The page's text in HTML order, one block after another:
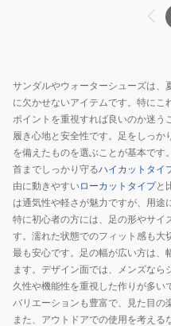
CV
ST
サ
ン
ダ
ル
ピ
ン
ク
ホ
ワ
イ
ト
サンダルやウォーターシューズは、
に欠かせないアイテムです。特にこ
ポイントを重視すれば良いのか迷う
履き心地と安全性です。足をしっ
を備えたものを選ぶことが基本です
首までしっかり守るハイカットタイ
由に動きやすいローカットタイプと
は通気性や軽さが魅力ですが、用途
特に初心者の方には、足の形やサイ
す。濡れた状態でのフィット感も大
最も安心です。足の幅が広い方は、
ます。デザイン面では、メンズな
久性や機能性を重視した作りが多
バリエーションも豊富で、見た目の
また、アウトドアでの使用を考える